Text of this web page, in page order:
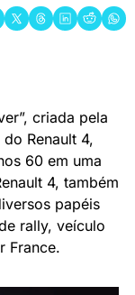
criada pela
Renault 4,
60 em uma
4, também
papéis
rally, veículo
France.